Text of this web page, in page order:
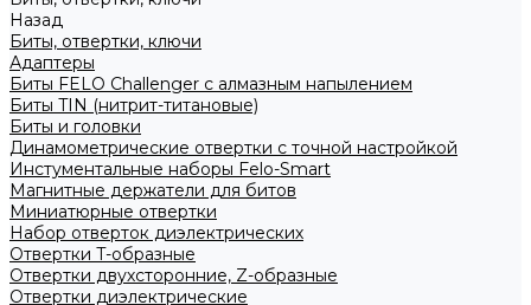
Назад
Биты, отвертки, ключи
Адаптеры
Биты FELO Challenger с алмазным напылением
Биты TIN (нитрит-титановые)
Биты и головки
Динамометрические отвертки с точной настройкой
Инстументальные наборы Felo-Smart
Магнитные держатели для битов
Миниатюрные отвертки
Набор отверток диэлектрических
Отвертки T-образные
Отвертки двухсторонние, Z-образные
Отвертки диэлектрические